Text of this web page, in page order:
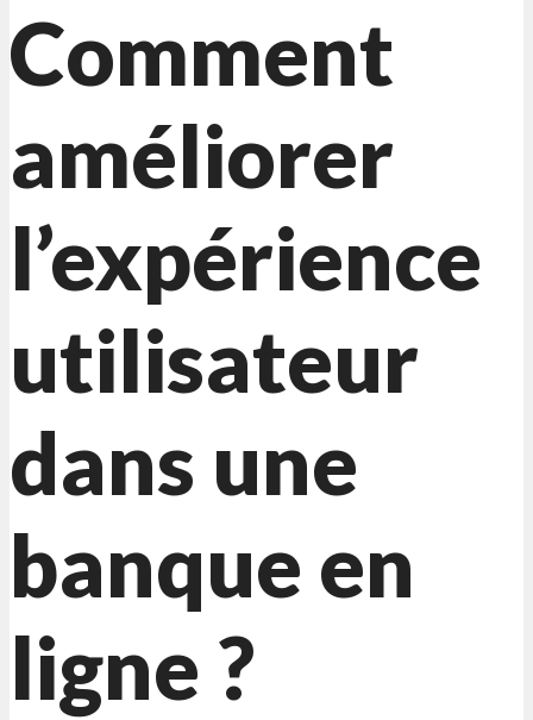
Comment
améliorer
l’expérience
utilisateur
dans une
banque en
ligne ?